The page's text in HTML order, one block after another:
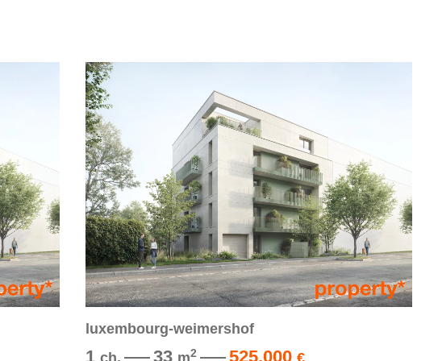
luxembourg-weimershof
1 ch. 33 m2 525.000 €